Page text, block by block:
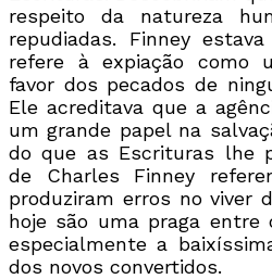
respeito da natureza
repudiadas. Finney
refere à expiação como
favor dos pecados de
Ele acreditava que a
um grande papel na
do que as Escrituras lhe
de Charles Finney
produziram erros no viver
hoje são uma praga
especialmente a
dos novos convertidos.